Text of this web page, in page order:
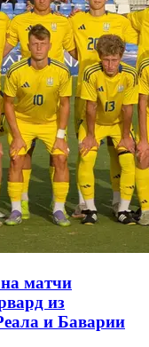
матчи
из
и Баварии